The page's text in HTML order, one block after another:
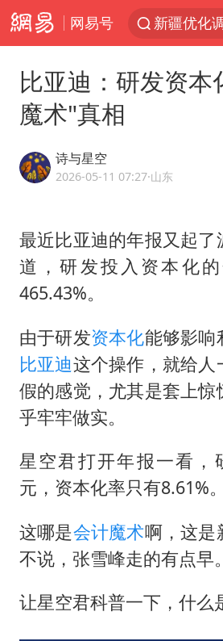
网易号
情侣平潭
全民健身
乐享全民
比亚迪：研发资本
魔术"真相
诗与星空
2026-05-11 07:27·山东
最近比亚迪的年报又起了
道，研发投入资本化
465.43%。
由于研发资本化能够影响
比亚迪这个操作，就给人
假的感觉，尤其是套上惊
乎牢牢做实。
星空君打开年报一看，
元，资本化率只有8.61%。
这哪是会计魔术啊，这是
不说，张雪峰走的有点早。
让星空君科普一下，什么